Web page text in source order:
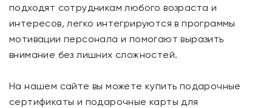
подходят сотрудникам любого возраста и
интересов, легко интегрируются в программы
мотивации персонала и помогают выразить
внимание без лишних сложностей.
На нашем сайте вы можете купить подарочные
сертификаты и подарочные карты для